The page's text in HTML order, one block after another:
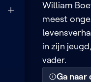
alle
leeftijden
William
meest
in zijn
vader.
Ga